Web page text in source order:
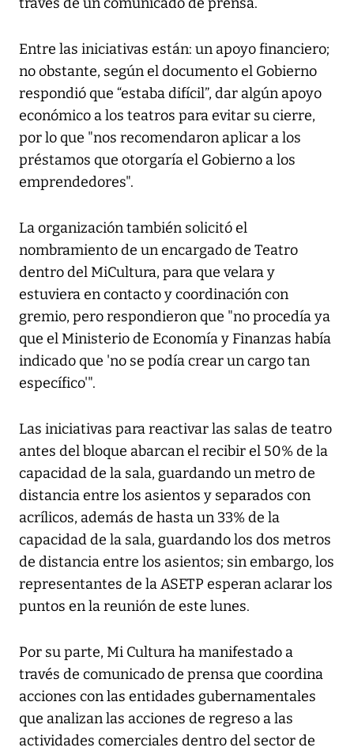
Entre las iniciativas están: un apoyo financiero;
no obstante, según el documento el Gobierno
respondió que “estaba difícil”, dar algún apoyo
económico a los teatros para evitar su cierre,
por lo que "nos recomendaron aplicar a los
préstamos que otorgaría el Gobierno a los
emprendedores".
La organización también solicitó el
nombramiento de un encargado de Teatro
dentro del MiCultura, para que velara y
estuviera en contacto y coordinación con
gremio, pero respondieron que "no procedía ya
que el Ministerio de Economía y Finanzas había
indicado que 'no se podía crear un cargo tan
específico'".
Las iniciativas para reactivar las salas de teatro
antes del bloque abarcan el recibir el 50% de la
capacidad de la sala, guardando un metro de
distancia entre los asientos y separados con
acrílicos, además de hasta un 33% de la
capacidad de la sala, guardando los dos metros
de distancia entre los asientos; sin embargo, los
representantes de la ASETP esperan aclarar los
puntos en la reunión de este lunes.
Por su parte, Mi Cultura ha manifestado a
través de comunicado de prensa que coordina
acciones con las entidades gubernamentales
que analizan las acciones de regreso a las
actividades comerciales dentro del sector de